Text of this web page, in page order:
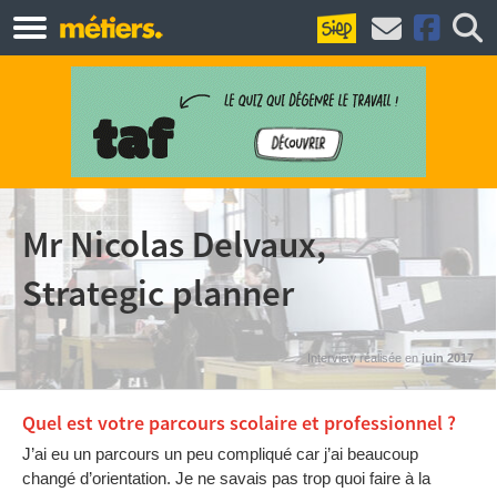
Mr Nicolas Delvaux,
Strategic planner
Interview réalisée en juin 2017
Quel est votre parcours scolaire et professionnel ?
J’ai eu un parcours un peu compliqué car j’ai beaucoup
changé d’orientation. Je ne savais pas trop quoi faire à la